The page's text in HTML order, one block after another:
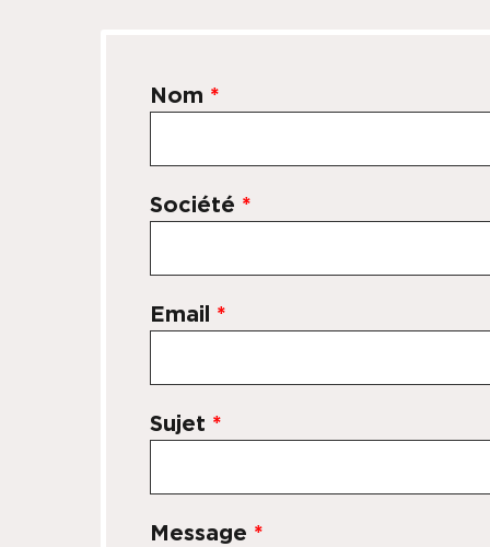
Nom *
Société *
Email *
Sujet *
Message *